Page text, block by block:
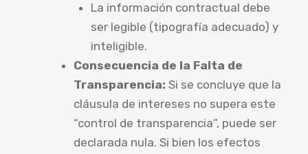
La información contractual debe
ser legible (tipografía adecuado) y
inteligible.
Consecuencia de la Falta de
Transparencia: Si se concluye que la
cláusula de intereses no supera este
“control de transparencia”, puede ser
declarada nula. Si bien los efectos